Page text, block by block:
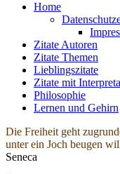
Home
Zitate Autoren
Zitate Themen
Lieblingszitate
Zitate mit
Philosophie
Lernen und Gehirn
Die Freiheit geht
unter ein Joch beugen
Seneca